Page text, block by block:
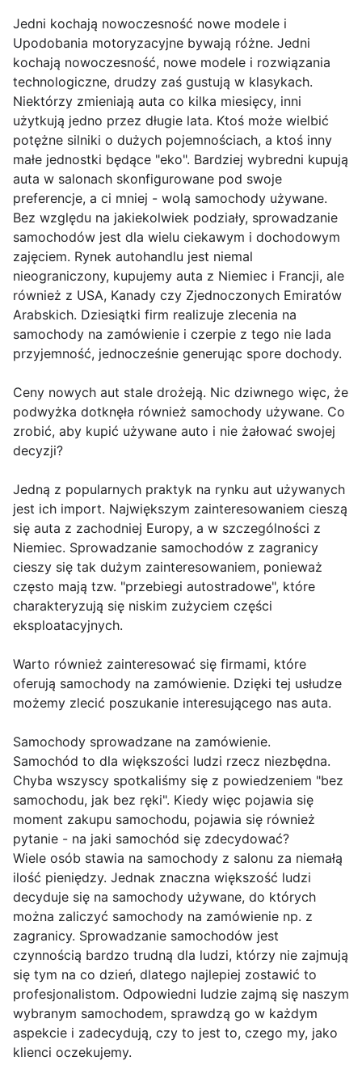
Jedni kochają nowoczesność nowe modele i
Upodobania motoryzacyjne bywają różne. Jedni
kochają nowoczesność, nowe modele i rozwiązania
technologiczne, drudzy zaś gustują w klasykach.
Niektórzy zmieniają auta co kilka miesięcy, inni
użytkują jedno przez długie lata. Ktoś może wielbić
potężne silniki o dużych pojemnościach, a ktoś inny
małe jednostki będące "eko". Bardziej wybredni kupują
auta w salonach skonfigurowane pod swoje
preferencje, a ci mniej - wolą samochody używane.
Bez względu na jakiekolwiek podziały, sprowadzanie
samochodów jest dla wielu ciekawym i dochodowym
zajęciem. Rynek autohandlu jest niemal
nieograniczony, kupujemy auta z Niemiec i Francji, ale
również z USA, Kanady czy Zjednoczonych Emiratów
Arabskich. Dziesiątki firm realizuje zlecenia na
samochody na zamówienie i czerpie z tego nie lada
przyjemność, jednocześnie generując spore dochody.
Ceny nowych aut stale drożeją. Nic dziwnego więc, że
podwyżka dotknęła również samochody używane. Co
zrobić, aby kupić używane auto i nie żałować swojej
decyzji?
Jedną z popularnych praktyk na rynku aut używanych
jest ich import. Największym zainteresowaniem cieszą
się auta z zachodniej Europy, a w szczególności z
Niemiec. Sprowadzanie samochodów z zagranicy
cieszy się tak dużym zainteresowaniem, ponieważ
często mają tzw. "przebiegi autostradowe", które
charakteryzują się niskim zużyciem części
eksploatacyjnych.
Warto również zainteresować się firmami, które
oferują samochody na zamówienie. Dzięki tej usłudze
możemy zlecić poszukanie interesującego nas auta.
Samochody sprowadzane na zamówienie.
Samochód to dla większości ludzi rzecz niezbędna.
Chyba wszyscy spotkaliśmy się z powiedzeniem "bez
samochodu, jak bez ręki". Kiedy więc pojawia się
moment zakupu samochodu, pojawia się również
pytanie - na jaki samochód się zdecydować?
Wiele osób stawia na samochody z salonu za niemałą
ilość pieniędzy. Jednak znaczna większość ludzi
decyduje się na samochody używane, do których
można zaliczyć samochody na zamówienie np. z
zagranicy. Sprowadzanie samochodów jest
czynnością bardzo trudną dla ludzi, którzy nie zajmują
się tym na co dzień, dlatego najlepiej zostawić to
profesjonalistom. Odpowiedni ludzie zajmą się naszym
wybranym samochodem, sprawdzą go w każdym
aspekcie i zadecydują, czy to jest to, czego my, jako
klienci oczekujemy.